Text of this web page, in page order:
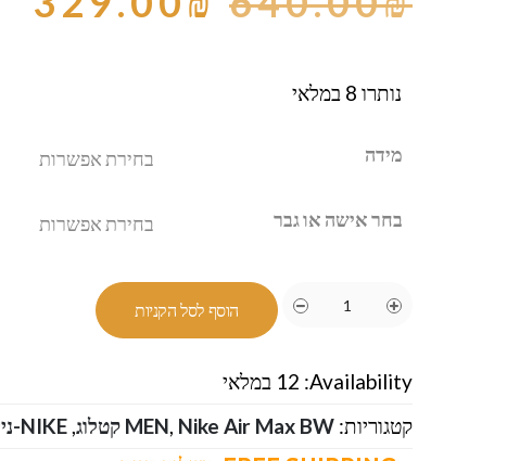
נותרו 8 במלאי
מידה
בחר אישה או גבר
הוסף לסל הקניות
Availability: 12 במלאי
קטגוריות:
MEN, Nike Air Max BW קטלוג ,NIKE-נייק